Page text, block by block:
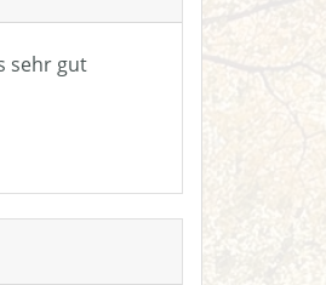
sehr gut